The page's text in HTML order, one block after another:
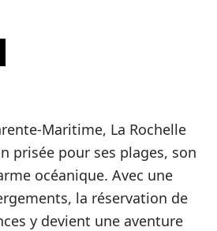
Maritime, La Rochelle
prisée pour ses plages, son
océanique. Avec une
la réservation de
y devient une aventure